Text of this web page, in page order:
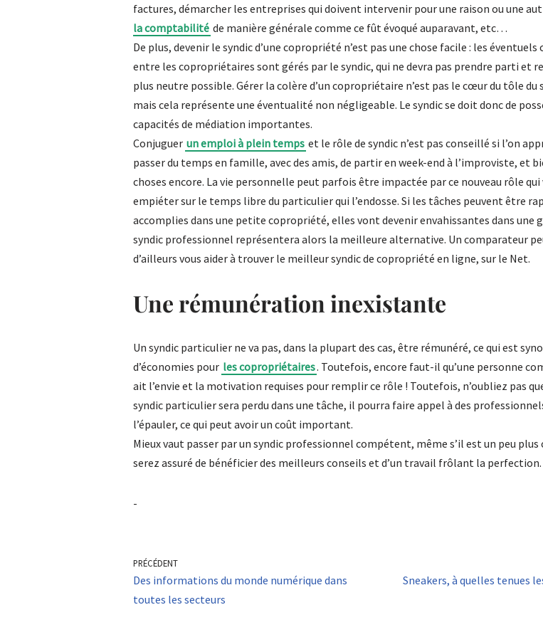
factures, démarcher les entreprises qui doivent intervenir pour une raison ou une
la comptabilité de manière générale comme ce fût évoqué auparavant, etc…
De plus, devenir le syndic d’une copropriété n’est pas une chose facile : les
entre les copropriétaires sont gérés par le syndic, qui ne devra pas prendre parti et
plus neutre possible. Gérer la colère d’un copropriétaire n’est pas le cœur du tôle du
mais cela représente une éventualité non négligeable. Le syndic se doit donc de
capacités de médiation importantes.
Conjuguer un emploi à plein temps et le rôle de syndic n’est pas conseillé si l’on
passer du temps en famille, avec des amis, de partir en week-end à l’improviste, et
choses encore. La vie personnelle peut parfois être impactée par ce nouveau rôle qui
empiéter sur le temps libre du particulier qui l’endosse. Si les tâches peuvent être
accomplies dans une petite copropriété, elles vont devenir envahissantes dans une
syndic professionnel représentera alors la meilleure alternative. Un comparateur
d’ailleurs vous aider à trouver le meilleur syndic de copropriété en ligne, sur le Net.
Une rémunération inexistante
Un syndic particulier ne va pas, dans la plupart des cas, être rémunéré, ce qui est
d’économies pour les copropriétaires. Toutefois, encore faut-il qu’une personne
ait l’envie et la motivation requises pour remplir ce rôle ! Toutefois, n’oubliez pas
syndic particulier sera perdu dans une tâche, il pourra faire appel à des
l’épauler, ce qui peut avoir un coût important.
Mieux vaut passer par un syndic professionnel compétent, même s’il est un peu plus
serez assuré de bénéficier des meilleurs conseils et d’un travail frôlant la perfection.
-
PRÉCÉDENT
Des informations du monde numérique dans
toutes les secteurs
Sneakers, à quelles tenues